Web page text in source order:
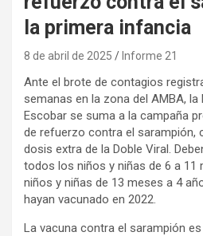
la primera infancia
8 de abril de 2025 Informe 21
Ante el brote de contagios
semanas en la zona del AMBA, la
Escobar se suma a la campaña
de refuerzo contra el sarampión,
dosis extra de la Doble Viral.
todos los niños y niñas de 6 a 11
niños y niñas de 13 meses a 4
hayan vacunado en 2022.
La vacuna contra el sarampión